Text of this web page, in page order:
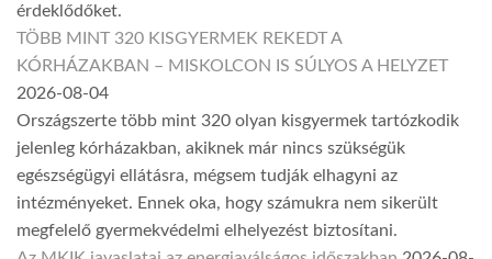
érdeklődőket.
TÖBB MINT 320 KISGYERMEK REKEDT A
KÓRHÁZAKBAN – MISKOLCON IS SÚLYOS A HELYZET
2026-08-04
Országszerte több mint 320 olyan kisgyermek tartózkodik
jelenleg kórházakban, akiknek már nincs szükségük
egészségügyi ellátásra, mégsem tudják elhagyni az
intézményeket. Ennek oka, hogy számukra nem sikerült
megfelelő gyermekvédelmi elhelyezést biztosítani.